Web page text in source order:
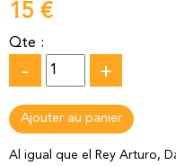
15 €
Qte :
- +
Al igual que el Rey Arturo,